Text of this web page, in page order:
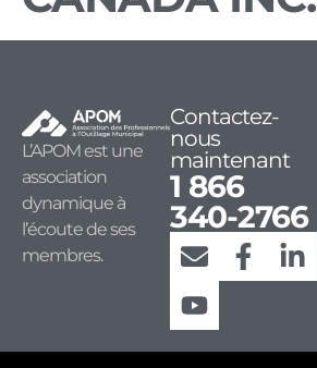
L’APOM est une
association
dynamique à
l’écoute de ses
membres.
Contactez-
nous
maintenant
1 866
340-2766